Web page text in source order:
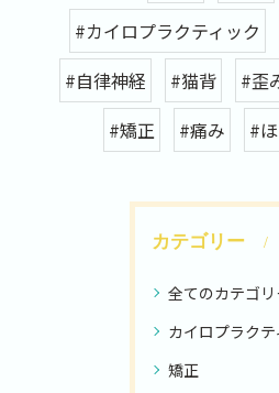
#カイロプラクティック
#自律神経
#猫背 #歪
#矯正
#痛み #
カテゴリー
全てのカテゴリ
カイロプラクテ
矯正